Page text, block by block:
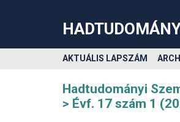
AKTUÁLIS LAPSZÁM
Hadtudományi
Évf. 17 szám 1